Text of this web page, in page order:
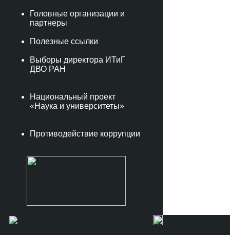
Головные организации и
партнеры
Полезные ссылки
Выборы директора ИТиГ
ДВО РАН
Национальный проект
«Наука и университеты»
Противодействие коррупции